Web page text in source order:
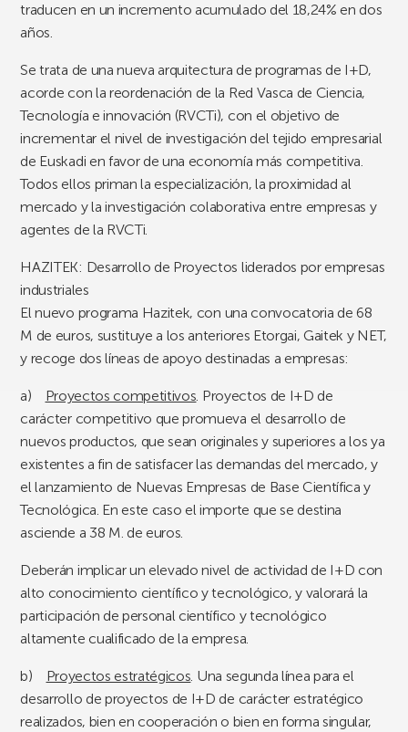
traducen en un incremento acumulado del 18,24% en dos
años.
Se trata de una nueva arquitectura de programas de I+D,
acorde con la reordenación de la Red Vasca de Ciencia,
Tecnología e innovación (RVCTi), con el objetivo de
incrementar el nivel de investigación del tejido empresarial
de Euskadi en favor de una economía más competitiva.
Todos ellos priman la especialización, la proximidad al
mercado y la investigación colaborativa entre empresas y
agentes de la RVCTi.
HAZITEK: Desarrollo de Proyectos liderados por empresas
industriales
El nuevo programa Hazitek, con una convocatoria de 68
M de euros, sustituye a los anteriores Etorgai, Gaitek y NET,
y recoge dos líneas de apoyo destinadas a empresas:
a) Proyectos competitivos. Proyectos de I+D de
carácter competitivo que promueva el desarrollo de
nuevos productos, que sean originales y superiores a los ya
existentes a fin de satisfacer las demandas del mercado, y
ellanzamiento de Nuevas Empresas de Base Científica y
Tecnológica. En este caso el importe que se destina
asciende a 38 M. de euros.
Deberán implicar un elevado nivel de actividad de I+D con
alto conocimiento científico y tecnológico, y valorará la
participación de personal científico y tecnológico
altamente cualificado de la empresa.
b) Proyectos estratégicos. Una segunda línea para el
desarrollo de proyectos de I+D de carácter estratégico
realizados, bien en cooperación o bien en forma singular,